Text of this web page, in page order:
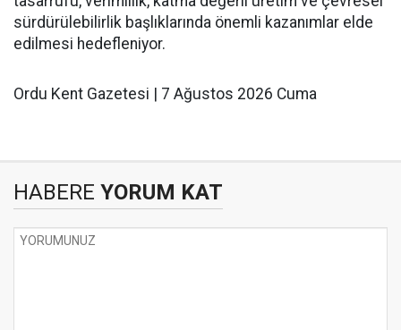
sürdürülebilirlik başlıklarında önemli kazanımlar elde
edilmesi hedefleniyor.
Ordu Kent Gazetesi | 7 Ağustos 2026 Cuma
HABERE YORUM KAT